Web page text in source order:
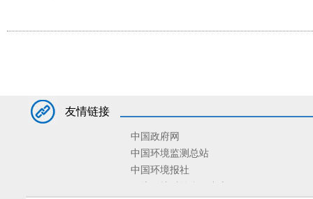
友情链接
中国政府网
中国环境监测总站
中国环境报社